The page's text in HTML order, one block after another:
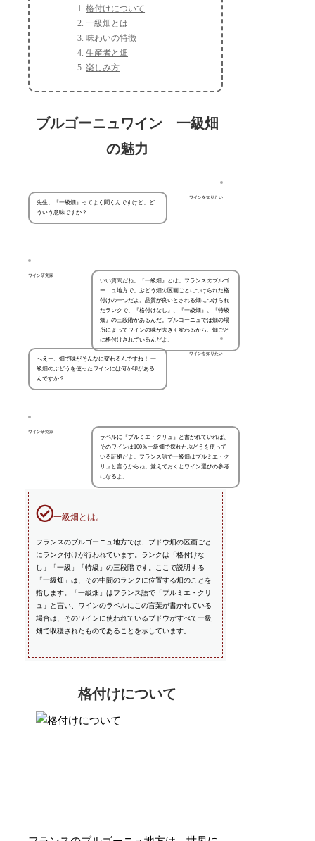
格付けについて
一級畑とは
味わいの特徴
生産者と畑
楽しみ方
ブルゴーニュワイン 一級畑
の魅力
ワインを知りたい
先生、『一級畑』ってよく聞くんですけど、ど
ういう意味ですか？
ワイン研究家
いい質問だね。『一級畑』とは、フランスのブルゴ
ーニュ地方で、ぶどう畑の区画ごとにつけられた格
付けの一つだよ。品質が良いとされる畑につけられ
たランクで、『格付けなし』、『一級畑』、『特級
畑』の三段階があるんだ。ブルゴーニュでは畑の場
所によってワインの味が大きく変わるから、畑ごと
に格付けされているんだよ。
ワインを知りたい
へえー、畑で味がそんなに変わるんですね！ 一
級畑のぶどうを使ったワインには何か印がある
んですか？
ワイン研究家
ラベルに『プルミエ・クリュ』と書かれていれば、
そのワインは100％一級畑で採れたぶどうを使って
いる証拠だよ。フランス語で一級畑はプルミエ・ク
リュと言うからね。覚えておくとワイン選びの参考
になるよ。
一級畑とは。
フランスのブルゴーニュ地方では、ブドウ畑の区画ごと
にランク付けが行われています。ランクは「格付けな
し」「一級」「特級」の三段階です。ここで説明する
「一級畑」は、その中間のランクに位置する畑のことを
指します。「一級畑」はフランス語で「プルミエ・クリ
ュ」と言い、ワインのラベルにこの言葉が書かれている
場合は、そのワインに使われているブドウがすべて一級
畑で収穫されたものであることを示しています。
格付けについて